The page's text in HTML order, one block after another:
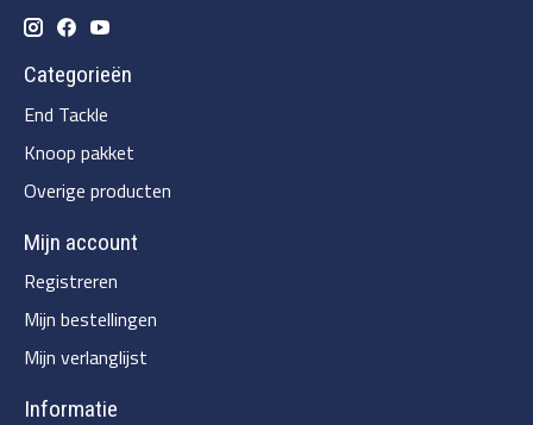
Categorieën
End Tackle
Knoop pakket
Overige producten
Mijn account
Registreren
Mijn bestellingen
Mijn verlanglijst
Informatie